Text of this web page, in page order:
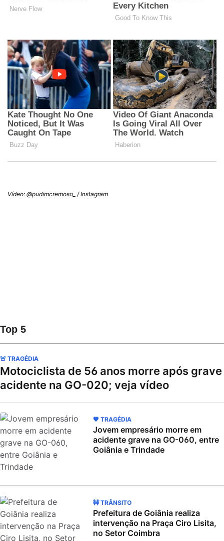
Vídeo: @pudimcremoso_ / Instagram
Top 5
🚨 TRAGÉDIA
Motociclista de 56 anos morre após grave
acidente na GO-020; veja vídeo
🖤 TRAGÉDIA
Jovem empresário morre em
acidente grave na GO-060, entre
Goiânia e Trindade
🚧 TRÂNSITO
Prefeitura de Goiânia realiza
intervenção na Praça Ciro Lisita,
no Setor Coimbra